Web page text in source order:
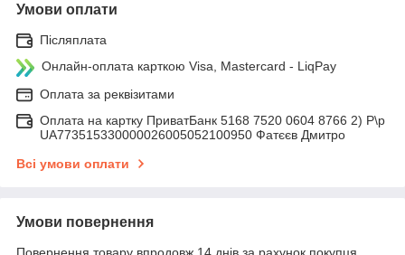
Умови оплати
Післяплата
Онлайн-оплата карткою Visa, Mastercard - LiqPay
Оплата за реквізитами
Оплата на картку ПриватБанк 5168 7520 0604 8766 2) Р\р
UA773515330000026005052100950 Фатєєв Дмитро
Всі умови оплати
Умови повернення
Повернення товару впродовж 14 днів за рахунок покупця